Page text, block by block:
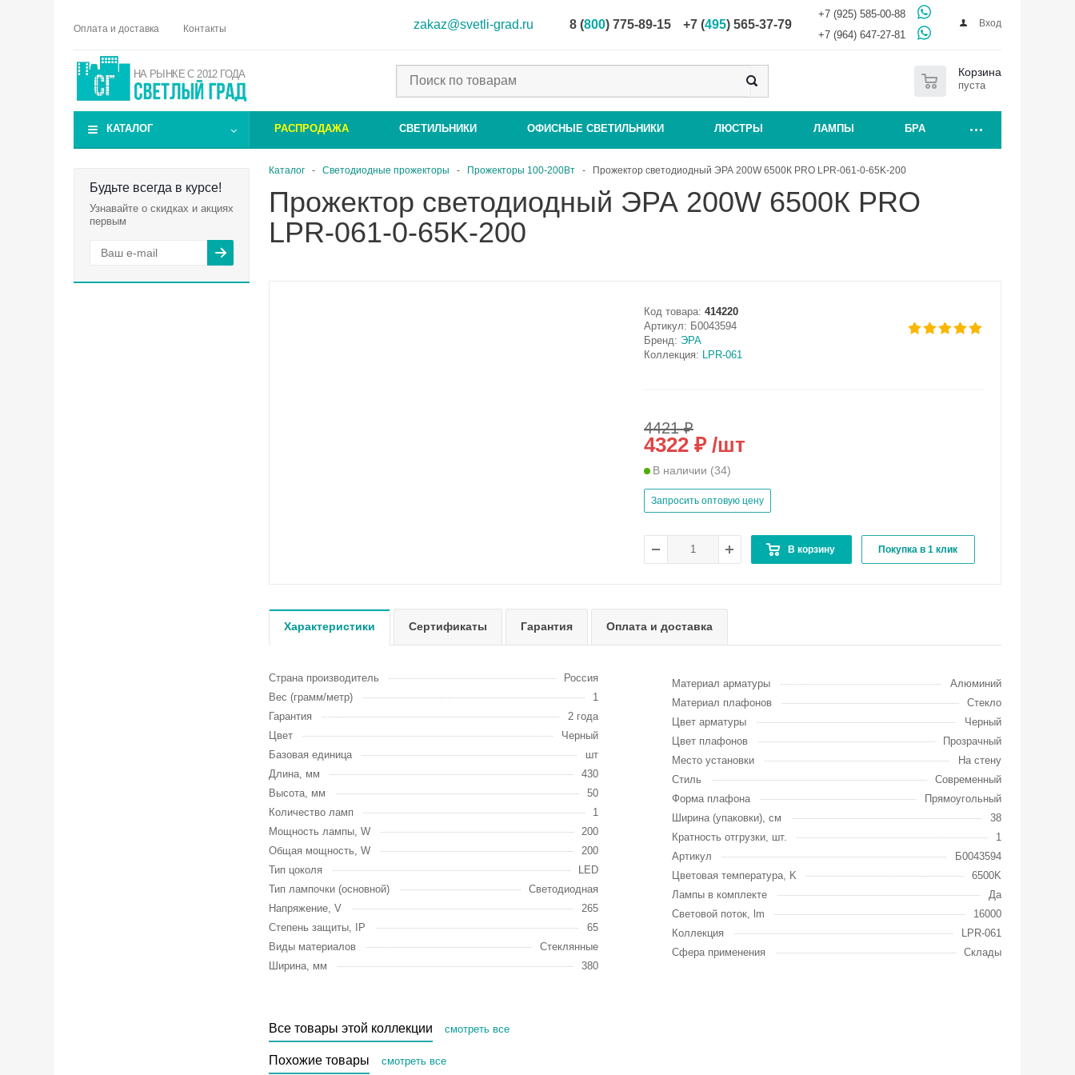
Оплата и доставка Контакты zakaz@svetli-grad.ru 8 (800) 775-89-15 +7 (495) 565-37-79
+7 (925) 585-00-88
+7 (964) 647-27-81
Вход
НА РЫНКЕ С 2012 ГОДА Корзина
пуста
КАТАЛОГ РАСПРОДАЖА СВЕТИЛЬНИКИ ОФИСНЫЕ СВЕТИЛЬНИКИ ЛЮСТРЫ ЛАМПЫ БРА
Будьте всегда в курсе!
Узнавайте о скидках и акциях
первым
Каталог - Светодиодные прожекторы - Прожекторы 100-200Вт - Прожектор светодиодный ЭРА 200W 6500К PRO LPR-061-0-65K-200
Прожектор светодиодный ЭРА 200W 6500К PRO
LPR-061-0-65K-200
Код товара: 414220
Артикул: Б0043594
Бренд: ЭРА
Коллекция: LPR-061
4421 ₽
4322 ₽ /шт
В наличии (34)
Запросить оптовую цену
В корзину Покупка в 1 клик
Характеристики Сертификаты Гарантия Оплата и доставка
Страна производитель
Россия
Вес (грамм/метр)
1
Гарантия
2 года
Цвет
Черный
Базовая единица
шт
Длина, мм
430
Высота, мм
50
Количество ламп
1
Мощность лампы, W
200
Общая мощность, W
200
Тип цоколя
LED
Тип лампочки (основной)
Светодиодная
Напряжение, V
265
Степень защиты, IP
65
Виды материалов
Стеклянные
Ширина, мм
380
Материал арматуры
Алюминий
Материал плафонов
Стекло
Цвет арматуры
Черный
Цвет плафонов
Прозрачный
Место установки
На стену
Стиль
Современный
Форма плафона
Прямоугольный
Ширина (упаковки), см
38
Кратность отгрузки, шт.
1
Артикул
Б0043594
Цветовая температура, K
6500K
Лампы в комплекте
Да
Световой поток, lm
16000
Коллекция
LPR-061
Сфера применения
Склады
Все товары этой коллекции смотреть все
Похожие товары смотреть все